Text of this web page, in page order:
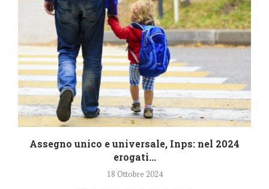
Assegno unico e universale, Inps: nel 2024
erogati...
18 Ottobre 2024